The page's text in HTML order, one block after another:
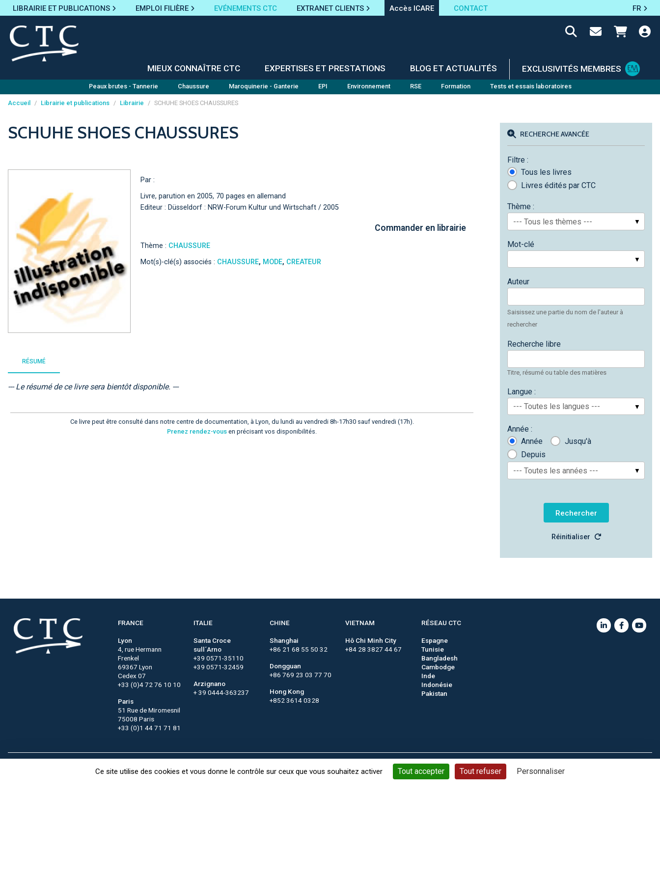
Panneau de gestion des cookies
Ce site utilise des cookies et vous donne le contrôle sur ceux que vous souhaitez activer Tout accepter Tout refuser Personnaliser
LIBRAIRIE ET PUBLICATIONS EMPLOI FILIÈRE EVÉNEMENTS CTC EXTRANET CLIENTS Accès ICARE CONTACT FR
MIEUX CONNAÎTRE CTC EXPERTISES ET PRESTATIONS BLOG ET ACTUALITÉS EXCLUSIVITÉS MEMBRES
Peaux brutes - Tannerie Chaussure Maroquinerie - Ganterie EPI Environnement RSE Formation Tests et essais laboratoires
Accueil / Librairie et publications / Librairie / SCHUHE SHOES CHAUSSURES
SCHUHE SHOES CHAUSSURES
Par :
Livre, parution en 2005, 70 pages en allemand
Editeur : Düsseldorf : NRW-Forum Kultur und Wirtschaft / 2005
Commander en librairie
Thème : CHAUSSURE
Mot(s)-clé(s) associés : CHAUSSURE, MODE, CREATEUR
RÉSUMÉ
--- Le résumé de ce livre sera bientôt disponible. ---
Ce livre peut être consulté dans notre centre de documentation, à Lyon, du lundi au vendredi 8h-17h30 sauf vendredi (17h).
Prenez rendez-vous en précisant vos disponibilités.
RECHERCHE AVANCÉE
Filtre :
Tous les livres
Livres édités par CTC
Thème :
--- Tous les thèmes ---
Mot-clé
Auteur
Saisissez une partie du nom de l'auteur à
rechercher
Recherche libre
Titre, résumé ou table des matières
Langue :
--- Toutes les langues ---
Année :
Année
Jusqu'à
Depuis
--- Toutes les années ---
Réinitialiser
FRANCE
Lyon
4, rue Hermann
Frenkel
69367 Lyon
Cedex 07
+33 (0)4 72 76 10 10
Paris
51 Rue de Miromesnil
75008 Paris
+33 (0)1 44 71 71 81
ITALIE
Santa Croce
sull´Arno
+39 0571-35110
+39 0571-32459
Arzignano
+ 39 0444-363237
CHINE
Shanghai
+86 21 68 55 50 32
Dongguan
+86 769 23 03 77 70
Hong Kong
+852 3614 0328
VIETNAM
Hô Chi Minh City
+84 28 3827 44 67
RÉSEAU CTC
Espagne
Tunisie
Bangladesh
Cambodge
Inde
Indonésie
Pakistan
Contact CTC recrute FAQ Mots-Clés Gestion des cookies Mentions légales Conditions générales de vente Politique de confidentialité
Plan du site